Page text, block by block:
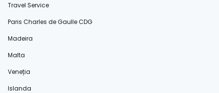
Travel Service
Paris Charles de Gaulle CDG
Madeira
Malta
Veneția
Islanda